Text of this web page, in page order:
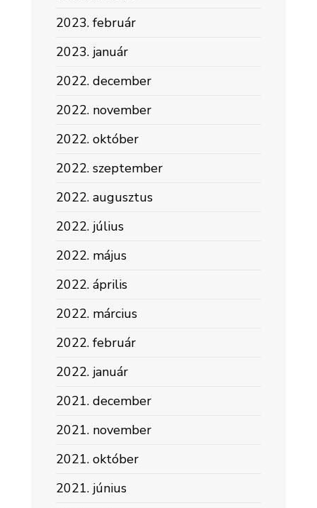
2023. február
2023. január
2022. december
2022. november
2022. október
2022. szeptember
2022. augusztus
2022. július
2022. május
2022. április
2022. március
2022. február
2022. január
2021. december
2021. november
2021. október
2021. június